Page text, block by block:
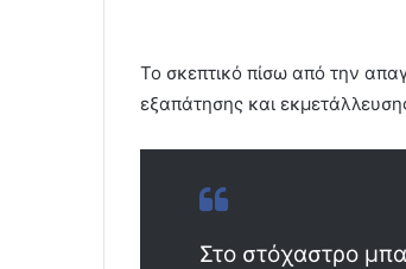
Το σκεπτικό πίσω από την
εξαπάτησης και
Στο στόχαστρο